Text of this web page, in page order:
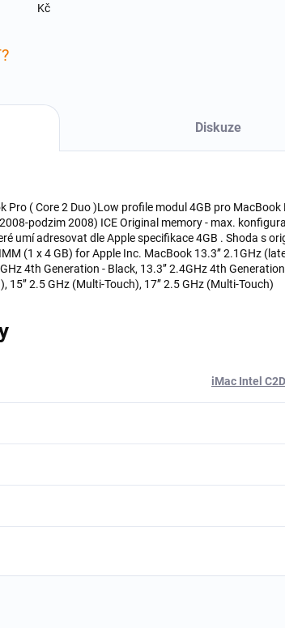
Kč
Diskuze
Pro ( Core 2 Duo )Low profile modul 4GB pro MacBook
podzim 2008) ICE Original memory - max.
umí adresovat dle Apple specifikace 4GB . Shoda s
(1 x 4 GB) for Apple Inc. MacBook 13.3’’ 2.1GHz
4th Generation - Black, 13.3’’ 2.4GHz 4th
15’’ 2.5 GHz (Multi-Touch), 17’’ 2.5 GHz (Multi-Touch)
iMac Intel